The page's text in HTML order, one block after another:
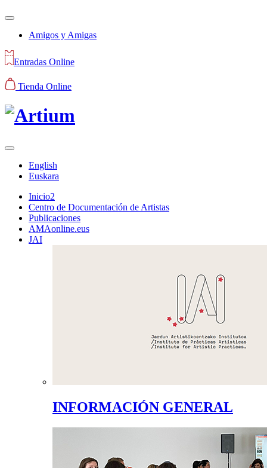
Amigos y Amigas
Entradas Online
Tienda Online
English
Euskara
Inicio2
Centro de Documentación de Artistas
Publicaciones
AMAonline.eus
JAI
INFORMACIÓN GENERAL